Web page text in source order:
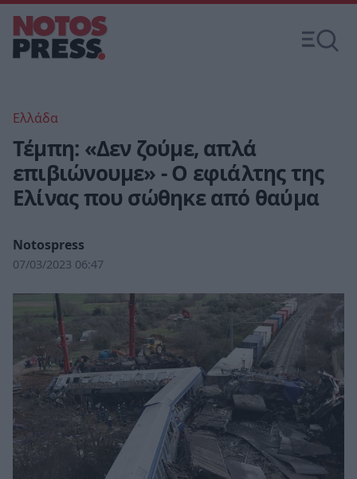
Ελλάδα
Τέμπη: «Δεν ζούμε, απλά
επιβιώνουμε» - Ο εφιάλτης της
Ελίνας που σώθηκε από θαύμα
Notospress
07/03/2023 06:47